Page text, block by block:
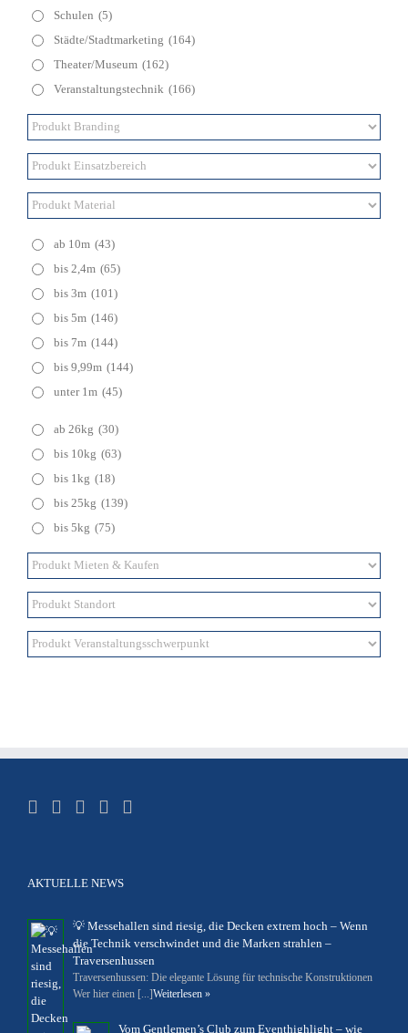
Schulen (5)
Städte/Stadtmarketing (164)
Theater/Museum (162)
Veranstaltungstechnik (166)
ab 10m (43)
bis 2,4m (65)
bis 3m (101)
bis 5m (146)
bis 7m (144)
bis 9,99m (144)
unter 1m (45)
ab 26kg (30)
bis 10kg (63)
bis 1kg (18)
bis 25kg (139)
bis 5kg (75)
AKTUELLE NEWS
💡 Messehallen sind riesig, die Decken extrem hoch – Wenn
die Technik verschwindet und die Marken strahlen –
Traversenhussen
Traversenhussen: Die elegante Lösung für technische Konstruktionen
Wer hier einen [...]Weiterlesen »
Vom Gentlemen’s Club zum Eventhighlight – wie